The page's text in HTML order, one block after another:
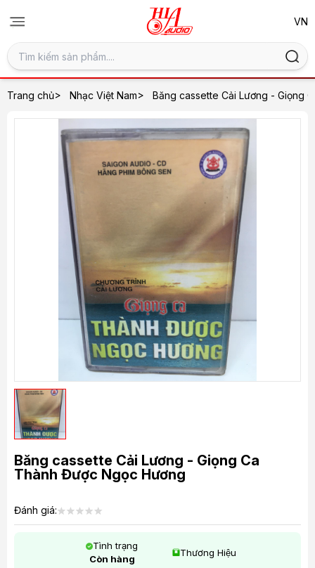
Trang chủ> Nhạc Việt Nam> Băng cassette Cải Lương - Giọng
Băng cassette Cải Lương - Giọng Ca
Thành Được Ngọc Hương
Đánh giá:
Tình trạng
Còn hàng
Thương Hiệu